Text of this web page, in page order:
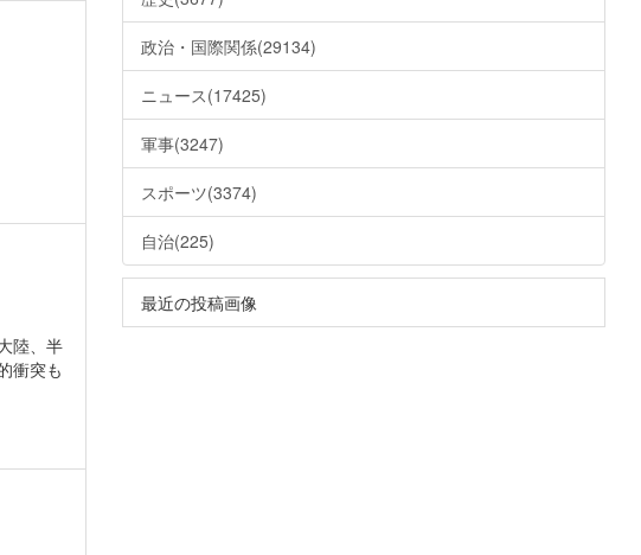
陸、半
衝突も
政治・国際関係(29134)
ニュース(17425)
軍事(3247)
スポーツ(3374)
自治(225)
最近の投稿画像